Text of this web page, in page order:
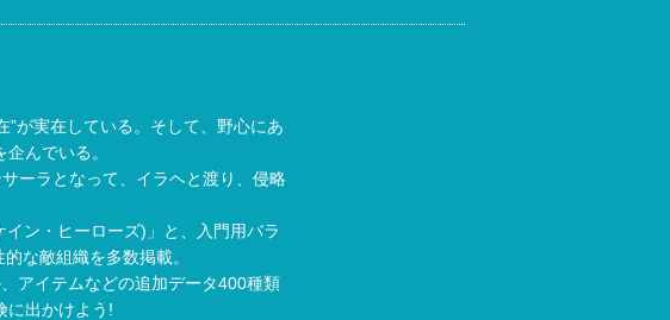
が実在している。そして、野心にあ
んでいる。
ーラとなって、イラヘと渡り、侵略
ン・ヒーローズ)」と、入門用バラ
な敵組織を多数掲載。
アイテムなどの追加データ400種類
に出かけよう!